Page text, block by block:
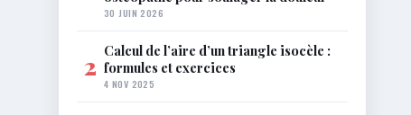
30 JUIN 2026
2 Calcul de l’aire d’un triangle isocèle :
formules et exercices
4 NOV 2025